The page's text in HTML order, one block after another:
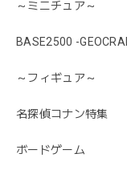
～ミニチュア～
BASE2500 -
～フィギュア～
名探偵コナン特集
ボードゲーム